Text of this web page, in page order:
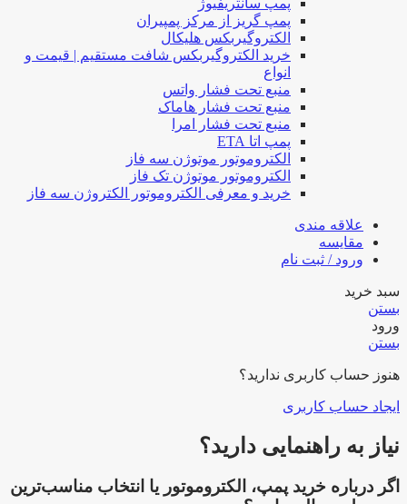
پمپ گریز از مرکز پمپیران
الکتروگیربکس هلیکال
خرید الکتروگیربکس شافت مستقیم | قیمت و
انواع
منبع تحت فشار واتس
منبع تحت فشار هاماک
منبع تحت فشار امرا
پمپ اتا ETA
الکتروموتور موتوژن سه فاز
الکتروموتور موتوژن تک فاز
خرید و معرفی الکتروموتور الکتروژن سه فاز
علاقه مندی
مقایسه
ورود / ثبت نام
سبد خرید
بستن
ورود
بستن
هنوز حساب کاربری ندارید؟
ایجاد حساب کاربری
نیاز به راهنمایی دارید؟
اگر درباره خرید پمپ، الکتروموتور یا انتخاب مناسب‌ترین